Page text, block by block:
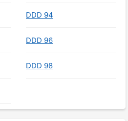
DDD 94
DDD 96
DDD 98